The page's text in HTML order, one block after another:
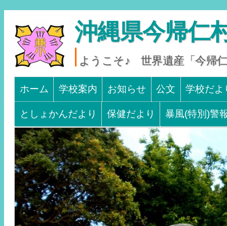
沖縄県今帰仁
ようこそ♪ 世界遺産「今帰
Main menu
SKIP TO CONTENT
ホーム 学校案内 お知らせ 公文 学校だよ
としょかんだより 保健だより 暴風(特別)警